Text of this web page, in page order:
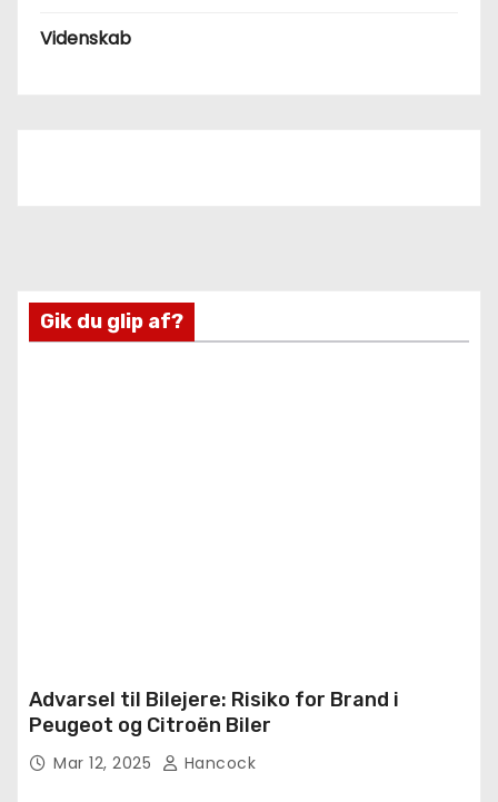
Videnskab
Gik du glip af?
Advarsel til Bilejere: Risiko for Brand i
Peugeot og Citroën Biler
Mar 12, 2025 Hancock